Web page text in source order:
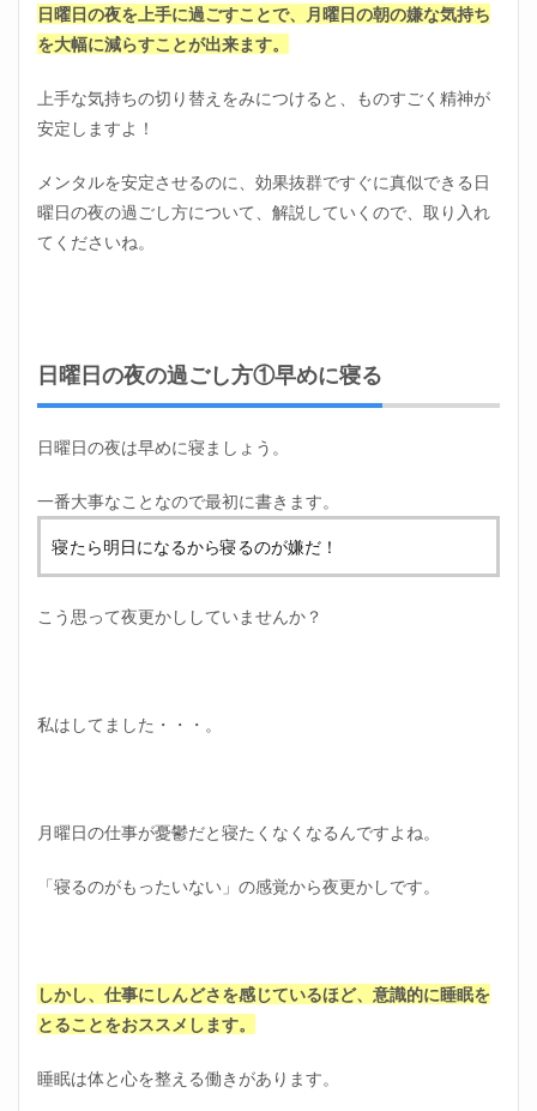
手な
気持
ちの
替え
1.1
日の
夜の
過ご
し方
日曜
過ご
し方
るめ
の浴
槽に
つか
日の
夜の
く運
動す
過ご
し方
④映
没頭
日曜日の夜を上手に過ごすことで、月曜日の朝の嫌な気持ち
を大幅に減らすことが出来ます。
上手な気持ちの切り替えをみにつけると、ものすごく精神が
安定しますよ！
メンタルを安定させるのに、効果抜群ですぐに真似できる日
曜日の夜の過ごし方について、解説していくので、取り入れ
てくださいね。
日曜日の夜の過ごし方①早めに寝る
日曜日の夜は早めに寝ましょう。
一番大事なことなので最初に書きます。
寝たら明日になるから寝るのが嫌だ！
こう思って夜更かししていませんか？
私はしてました・・・。
月曜日の仕事が憂鬱だと寝たくなくなるんですよね。
「寝るのがもったいない」の感覚から夜更かしです。
しかし、仕事にしんどさを感じているほど、意識的に睡眠を
とることをおススメします。
睡眠は体と心を整える働きがあります。